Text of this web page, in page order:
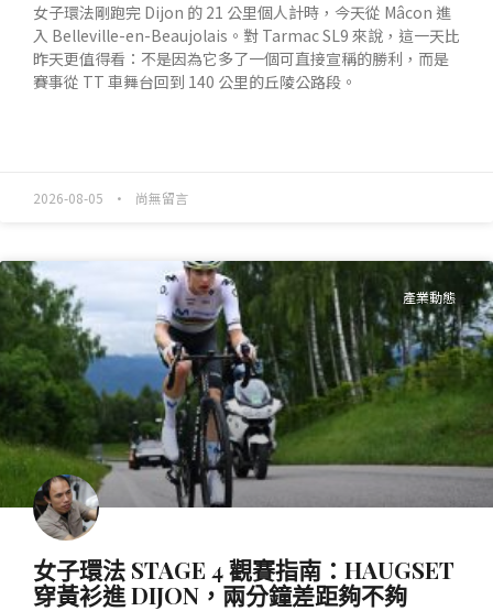
女子環法剛跑完 Dijon 的 21 公里個人計時，今天從 Mâcon 進
入 Belleville-en-Beaujolais。對 Tarmac SL9 來說，這一天比
昨天更值得看：不是因為它多了一個可直接宣稱的勝利，而是
賽事從 TT 車舞台回到 140 公里的丘陵公路段。
2026-08-05 尚無留言
產業動態
女子環法 STAGE 4 觀賽指南：HAUGSET
穿黃衫進 DIJON，兩分鐘差距夠不夠